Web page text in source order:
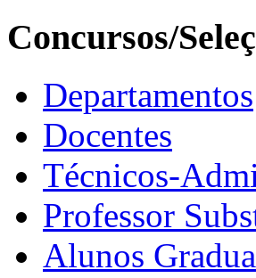
Concursos/
Departamentos
Docentes
Técnicos-
Professor
Alunos